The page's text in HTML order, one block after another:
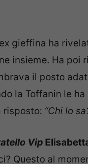
gieffina ha
insieme. Ha poi
il posto
la Toffanin le
risposto: “Chi lo
Vip
Questo al